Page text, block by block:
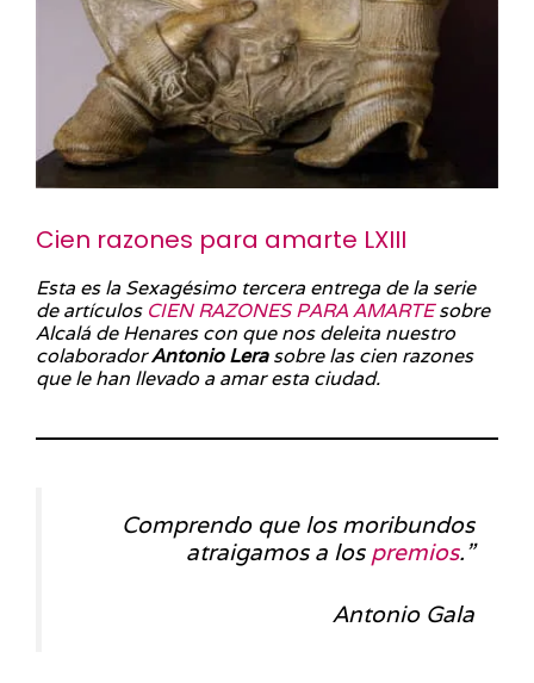
Cien razones para amarte LXIII
Esta es la Sexagésimo tercera entrega de la serie
de artículos CIEN RAZONES PARA AMARTEsobre
Alcalá de Henares con que nos deleita nuestro
colaboradorAntonio Lerasobre las cien razones
que le han llevado a amar esta ciudad.
Comprendo que los moribundos
atraigamos a los premios.”
Antonio Gala